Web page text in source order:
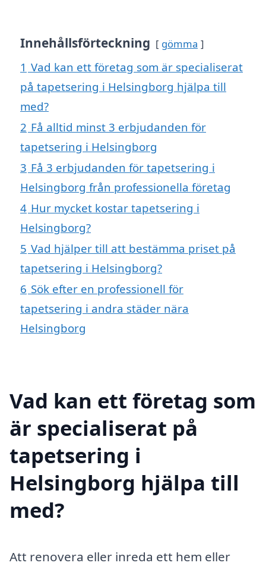
Innehållsförteckning gömma
1 Vad kan ett företag som är specialiserat
på tapetsering i Helsingborg hjälpa till
med?
2 Få alltid minst 3 erbjudanden för
tapetsering i Helsingborg
3 Få 3 erbjudanden för tapetsering i
Helsingborg från professionella företag
4 Hur mycket kostar tapetsering i
Helsingborg?
5 Vad hjälper till att bestämma priset på
tapetsering i Helsingborg?
6 Sök efter en professionell för
tapetsering i andra städer nära
Helsingborg
Vad kan ett företag som
är specialiserat på
tapetsering i
Helsingborg hjälpa till
med?
Att renovera eller inreda ett hem eller